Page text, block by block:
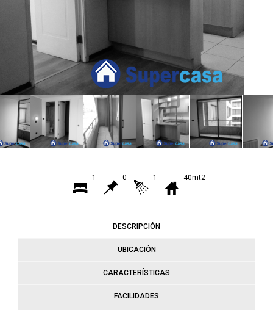
1 0 1 40mt2
DESCRIPCIÓN
UBICACIÓN
CARACTERÍSTICAS
FACILIDADES